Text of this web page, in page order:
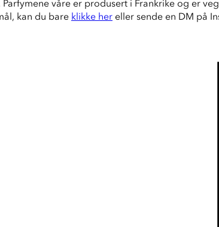
våre er produsert i Frankrike og er
kan du bare klikke her eller sende en DM på